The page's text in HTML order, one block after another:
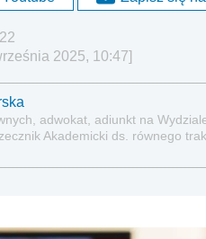
2025, 10:47]
adwokat, adiunkt na
Akademicki ds. równego